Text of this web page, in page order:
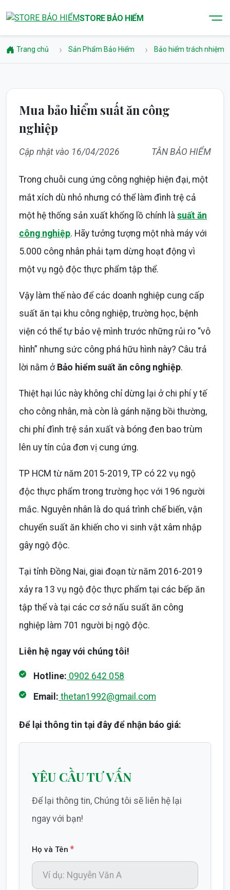
STORE BẢO HIỂM
Trang chủ Sản Phẩm Bảo Hiểm Bảo hiểm trách nhiệm
Mua bảo hiểm suất ăn công
nghiệp
Cập nhật vào 16/04/2026 TÂN BẢO HIỂM
Trong chuỗi cung ứng công nghiệp hiện đại, một
mắt xích dù nhỏ nhưng có thể làm đình trệ cả
một hệ thống sản xuất khổng lồ chính là suất ăn
công nghiệp. Hãy tưởng tượng một nhà máy với
5.000 công nhân phải tạm dừng hoạt động vì
một vụ ngộ độc thực phẩm tập thể.
Vậy làm thế nào để các doanh nghiệp cung cấp
suất ăn tại khu công nghiệp, trường học, bệnh
viện có thể tự bảo vệ mình trước những rủi ro “vô
hình” nhưng sức công phá hữu hình này? Câu trả
lời nằm ở Bảo hiểm suất ăn công nghiệp.
Thiệt hại lúc này không chỉ dừng lại ở chi phí y tế
cho công nhân, mà còn là gánh nặng bồi thường,
chi phí đình trệ sản xuất và bóng đen bao trùm
lên uy tín của đơn vị cung ứng.
TP HCM từ năm 2015-2019, TP có 22 vụ ngộ
độc thực phẩm trong trường học với 196 người
mắc. Nguyên nhân là do quá trình chế biến, vận
chuyển suất ăn khiến cho vi sinh vật xâm nhập
gây ngộ độc.
Tại tỉnh Đồng Nai, giai đoạn từ năm 2016-2019
xảy ra 13 vụ ngộ độc thực phẩm tại các bếp ăn
tập thể và tại các cơ sở nấu suất ăn công
nghiệp làm 701 người bị ngộ độc.
Liên hệ ngay với chúng tôi!
Hotline: 0902 642 058
Email: thetan1992@gmail.com
Để lại thông tin tại đây để nhận báo giá:
YÊU CẦU TƯ VẤN
Để lại thông tin, Chúng tôi sẽ liên hệ lại
ngay với bạn!
Họ và Tên *